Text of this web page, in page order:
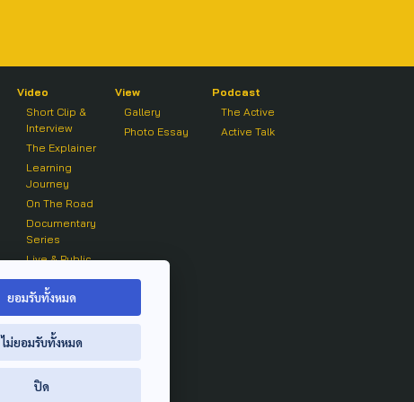
Video
Short Clip &
Interview
The Explainer
Learning
Journey
On The Road
Documentary
Series
Live & Public
On air Clip
View
Gallery
Photo Essay
Podcast
The Active
Active Talk
ยอมรับทั้งหมด
ไม่ยอมรับทั้งหมด
ปิด